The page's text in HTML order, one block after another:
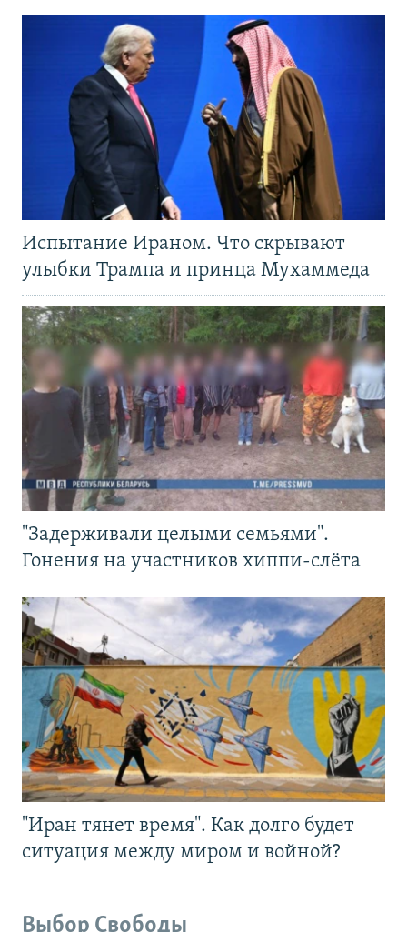
Испытание Ираном. Что скрывают
улыбки Трампа и принца Мухаммеда
"Задерживали целыми семьями".
Гонения на участников хиппи-слёта
"Иран тянет время". Как долго будет
ситуация между миром и войной?
Выбор Свободы